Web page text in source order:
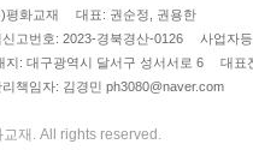
평화교재
대표: 권순정, 권용한
고번호: 2023-경북경산-0126
사업자
지: 대구광역시 달서구 성서서로 6
대표
책임자: 김경민 ph3080@naver.com
재. All rights reserved.